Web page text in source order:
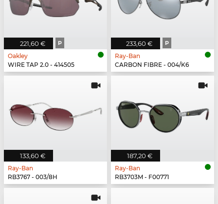
221,60 € P
Oakley
WIRE TAP 2.0 - 414505
233,60 € P
Ray-Ban
CARBON FIBRE - 004/K6
133,60 €
Ray-Ban
RB3767 - 003/8H
187,20 €
Ray-Ban
RB3703M - F00771